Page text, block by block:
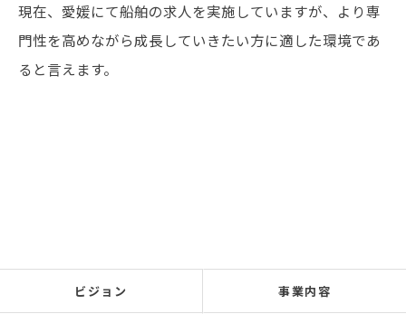
現在、愛媛にて船舶の求人を実施していますが、より専
門性を高めながら成長していきたい方に適した環境であ
ると言えます。
ビジョン 事業内容
お問い合わせはこちら